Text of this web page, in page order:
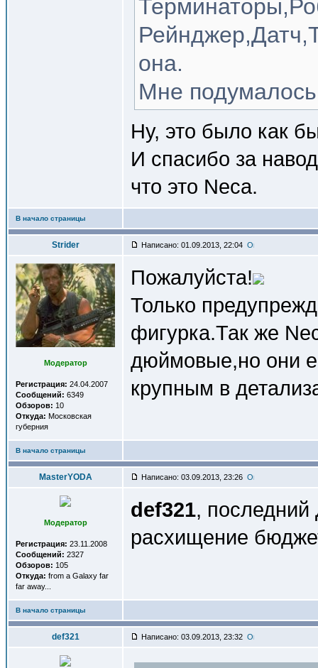
она.
Мне
Ну, это было как
И спасибо за
что это Neca.
В начало страницы
Strider Написано: 01.09.2013, 22:04
Модератор
Регистрация: 24.04.2007
Сообщений: 6349
Обзоров: 10
Откуда: Московская
губерния
Пожалуйста!
Только
фигурка.Так же
дюймовые,но они
крупным в
В начало страницы
MasterYODA Написано: 03.09.2013, 23:26
Модератор
Регистрация: 23.11.2008
Сообщений: 2327
Обзоров: 105
Откуда: from a Galaxy far
far away...
def321, последний
расхищение
В начало страницы
def321 Написано: 03.09.2013, 23:32